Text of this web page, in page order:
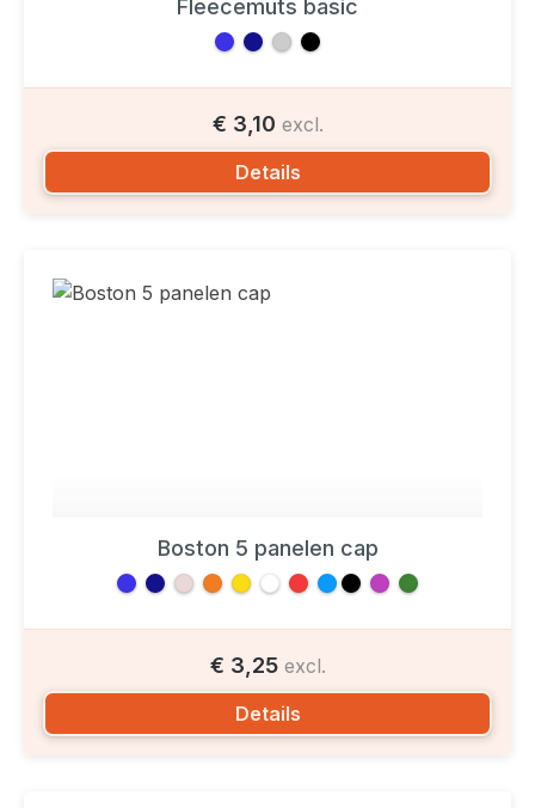
Fleecemuts basic
€ 3,10 excl.
Details
Boston 5 panelen cap
€ 3,25 excl.
Details